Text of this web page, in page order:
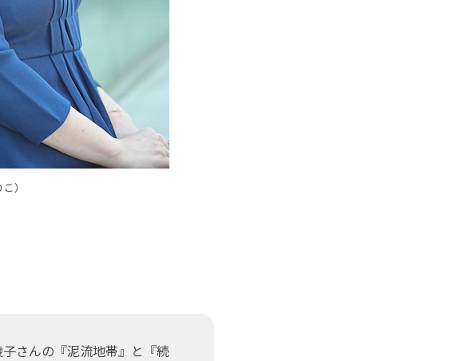
）
さんの『泥流地帯』と『続